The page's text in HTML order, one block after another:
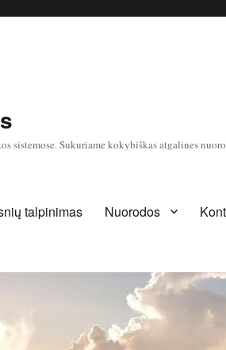
sistemose. Sukuriame kokybiškas atgalines
talpinimas Nuorodos